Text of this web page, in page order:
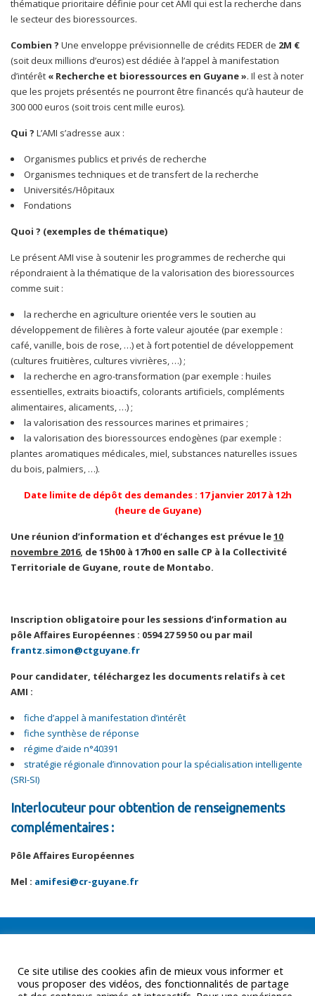
thématique prioritaire définie pour cet AMI qui est la recherche dans
le secteur des bioressources.
Combien ? Une enveloppe prévisionnelle de crédits FEDER de 2M €
(soit deux millions d’euros) est dédiée à l’appel à manifestation
d’intérêt « Recherche et bioressources en Guyane ». Il est à noter
que les projets présentés ne pourront être financés qu’à hauteur de
300 000 euros (soit trois cent mille euros).
Qui ? L’AMI s’adresse aux :
Organismes publics et privés de recherche
Organismes techniques et de transfert de la recherche
Universités/Hôpitaux
Fondations
Quoi ? (exemples de thématique)
Le présent AMI vise à soutenir les programmes de recherche qui
répondraient à la thématique de la valorisation des bioressources
comme suit :
la recherche en agriculture orientée vers le soutien au
développement de filières à forte valeur ajoutée (par exemple :
café, vanille, bois de rose, …) et à fort potentiel de développement
(cultures fruitières, cultures vivrières, …) ;
la recherche en agro-transformation (par exemple : huiles
essentielles, extraits bioactifs, colorants artificiels, compléments
alimentaires, alicaments, …) ;
la valorisation des ressources marines et primaires ;
la valorisation des bioressources endogènes (par exemple :
plantes aromatiques médicales, miel, substances naturelles issues
du bois, palmiers, …).
Date limite de dépôt des demandes : 17 janvier 2017 à 12h
(heure de Guyane)
Une réunion d’information et d’échanges est prévue le10
novembre 2016, de 15h00 à 17h00 en salle CP à la Collectivité
Territoriale de Guyane, route de Montabo.
Inscription obligatoire pour les sessions d’information au
pôle Affaires Européennes : 0594 27 59 50 ou par mail
frantz.simon@ctguyane.fr
Pour candidater, téléchargez les documents relatifs à cet
AMI :
fiche d’appel à manifestation d’intérêt
fiche synthèse de réponse
régime d’aide n°40391
stratégie régionale d’innovation pour la spécialisation intelligente
(SRI-SI)
Interlocuteur pour obtention de renseignements
complémentaires :
Pôle Affaires Européennes
Mel : amifesi@cr-guyane.fr
Ce site utilise des cookies afin de mieux vous informer et
vous proposer des vidéos, des fonctionnalités de partage